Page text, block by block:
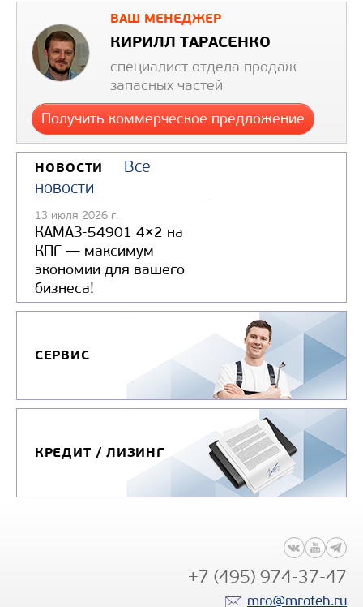
Цена по запросу
ВАШ МЕНЕДЖЕР
КИРИЛЛ ТАРАСЕНКО
специалист отдела продаж
запасных частей
Получить коммерческое предложение
НОВОСТИ
Все
новости
13 июля 2026 г.
КАМАЗ-54901 4×2 на
КПГ — максимум
экономии для вашего
бизнеса!
СЕРВИС
КРЕДИТ / ЛИЗИНГ
+7 (495) 974-37-47
mro@mroteh.ru